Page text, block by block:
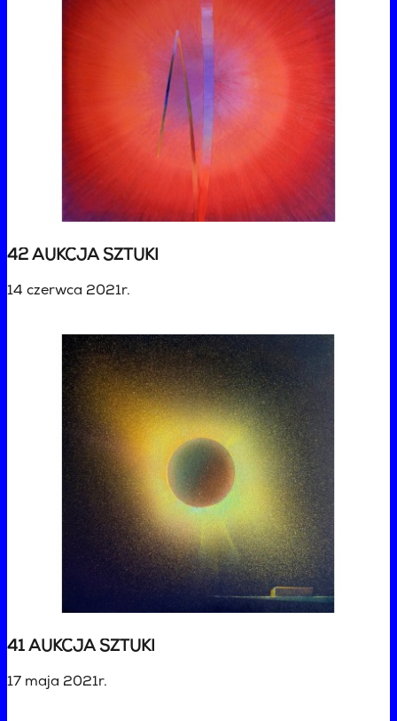
42 AUKCJA SZTUKI
14 czerwca 2021r.
41 AUKCJA SZTUKI
17 maja 2021r.